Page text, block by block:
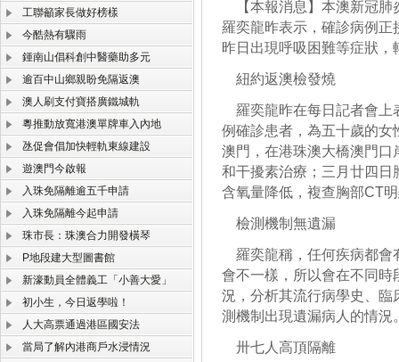
工聯籲家長做好榜樣
今酷熱有驟雨
鍾南山倡科創中醫藥助多元
逾百中山鄉親盼免隔返澳
澳人刷支付寶搭廣鐵城軌
粵推動放寬港澳單牌車入內地
氹促會倡加快輕軌東線建設
遊澳門今啟報
入珠免隔離逾五千申請
入珠免隔離今起申請
珠市長：珠澳合力開發橫琴
P地段建大型圖書館
新濠動員全體義工「小善大愛」
初小生，今日返學啦！
人大高票通過港區國安法
當局了解內港商戶水浸情況
【本報消息】本澳新冠肺
羅奕龍昨表示，確診病例
昨日出現呼吸困難等症狀，
紐約返澳檢發燒
羅奕龍昨在每日記者會上
例確診患者，為五十歲的
澳門，在港珠澳大橋澳門
和干擾素治療；三月廿四
含氧量降低，複查胸部CT
檢測機制無遺漏
羅奕龍稱，任何疾病都會
會不一樣，所以會在不同
況，分析其流行病學史、
測機制出現遺漏病人的情況
卅七人高頂隔離